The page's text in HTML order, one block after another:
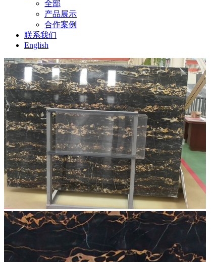
全部
产品展示
合作案例
联系我们
English